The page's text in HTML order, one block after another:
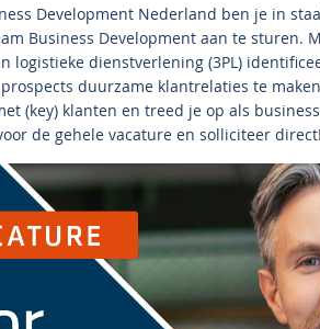
Development Nederland ben je in
Business Development aan te sturen.
logistieke dienstverlening (3PL)
duurzame klantrelaties te
(key) klanten en treed je op als
de gehele vacature en solliciteer direct!